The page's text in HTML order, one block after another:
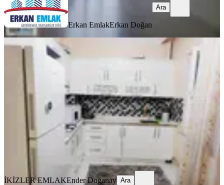
Erkan EmlakErkan Doğan
Ara
İkizler Gayrimenkul'den Sümer Park
Civarı Kiralık 2+1 Daire..
Yeşilyurt, Çukurdere Mahallesi
2+1· 120 m²·3. Kat·05.08.2026
18.000 ₺
İKİZLER EMLAKEnder Doğanay
İKİZLER EMLAKEnder Doğanay Ara